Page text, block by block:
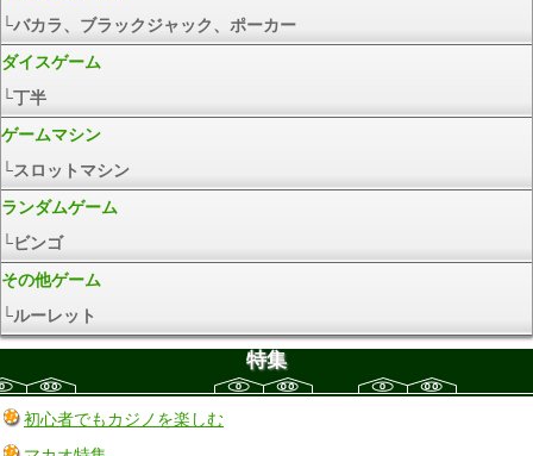
└バカラ、ブラックジャック、ポーカー
ダイスゲーム
└丁半
ゲームマシン
└スロットマシン
ランダムゲーム
└ビンゴ
その他ゲーム
└ルーレット
特集
初心者でもカジノを楽しむ